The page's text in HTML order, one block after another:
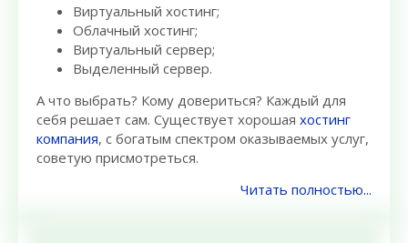
Виртуальный хостинг;
Облачный хостинг;
Виртуальный сервер;
Выделенный сервер.
А что выбрать? Кому довериться? Каждый для
себя решает сам. Существует хорошая хостинг
компания, с богатым спектром оказываемых услуг,
советую присмотреться.
Читать полностью...